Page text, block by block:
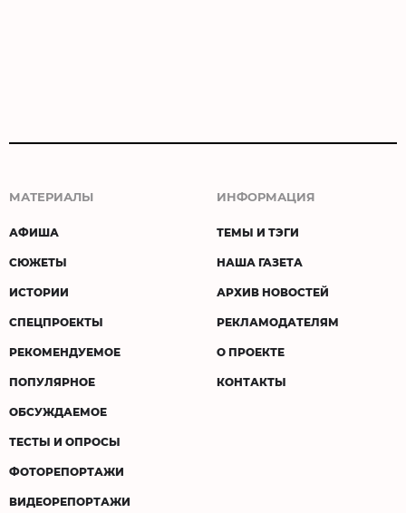
МАТЕРИАЛЫ
АФИША
СЮЖЕТЫ
ИСТОРИИ
СПЕЦПРОЕКТЫ
РЕКОМЕНДУЕМОЕ
ПОПУЛЯРНОЕ
ОБСУЖДАЕМОЕ
ТЕСТЫ И ОПРОСЫ
ФОТОРЕПОРТАЖИ
ВИДЕОРЕПОРТАЖИ
ИНФОРМАЦИЯ
ТЕМЫ И ТЭГИ
НАША ГАЗЕТА
АРХИВ НОВОСТЕЙ
РЕКЛАМОДАТЕЛЯМ
О ПРОЕКТЕ
КОНТАКТЫ